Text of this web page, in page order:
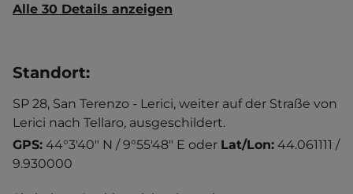
Alle 30 Details anzeigen
Standort:
SP 28, San Terenzo - Lerici, weiter auf der Straße von
Lerici nach Tellaro, ausgeschildert.
GPS: 44°3'40" N / 9°55'48" E oder Lat/Lon: 44.061111 /
9.930000